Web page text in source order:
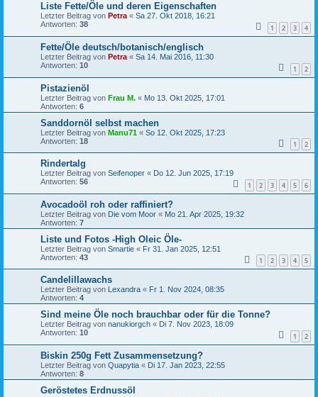
Liste Fette/Öle und deren Eigenschaften
Letzter Beitrag von Petra « Sa 27. Okt 2018, 16:21
Antworten: 38 1 2 3 4
Fette/Öle deutsch/botanisch/englisch
Letzter Beitrag von Petra « Sa 14. Mai 2016, 11:30
Antworten: 10 1 2
Pistazienöl
Letzter Beitrag von Frau M. « Mo 13. Okt 2025, 17:01
Antworten: 6
Sanddornöl selbst machen
Letzter Beitrag von Manu71 « So 12. Okt 2025, 17:23
Antworten: 18 1 2
Rindertalg
Letzter Beitrag von Seifenoper « Do 12. Jun 2025, 17:19
Antworten: 56 1 2 3 4 5 6
Avocadoöl roh oder raffiniert?
Letzter Beitrag von Die vom Moor « Mo 21. Apr 2025, 19:32
Antworten: 7
Liste und Fotos -High Oleic Öle-
Letzter Beitrag von Smartie « Fr 31. Jan 2025, 12:51
Antworten: 43 1 2 3 4 5
Candelillawachs
Letzter Beitrag von Lexandra « Fr 1. Nov 2024, 08:35
Antworten: 4
Sind meine Öle noch brauchbar oder für die Tonne?
Letzter Beitrag von nanukiorgch « Di 7. Nov 2023, 18:09
Antworten: 10 1 2
Biskin 250g Fett Zusammensetzung?
Letzter Beitrag von Quapytia « Di 17. Jan 2023, 22:55
Antworten: 8
Geröstetes Erdnussöl